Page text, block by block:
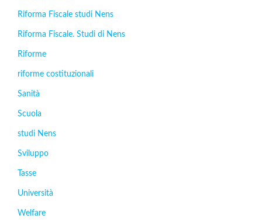
Riforma Fiscale studi Nens
Riforma Fiscale. Studi di Nens
Riforme
riforme costituzionali
Sanità
Scuola
studi Nens
Sviluppo
Tasse
Università
Welfare